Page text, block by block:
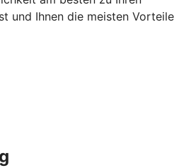
und Ihnen die meisten Vorteile